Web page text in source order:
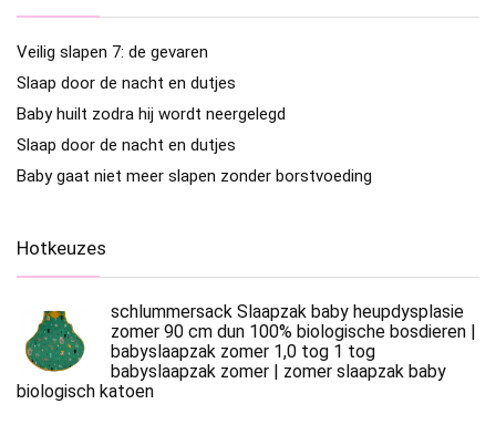
Veilig slapen 7: de gevaren
Slaap door de nacht en dutjes
Baby huilt zodra hij wordt neergelegd
Slaap door de nacht en dutjes
Baby gaat niet meer slapen zonder borstvoeding
Hotkeuzes
schlummersack Slaapzak baby heupdysplasie
zomer 90 cm dun 100% biologische bosdieren |
babyslaapzak zomer 1,0 tog 1 tog
babyslaapzak zomer | zomer slaapzak baby
biologisch katoen